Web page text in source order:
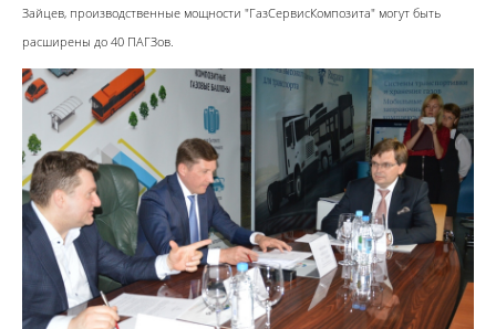
Зайцев, производственные мощности "ГазСервисКомпозита" могут быть
расширены до 40 ПАГЗов.